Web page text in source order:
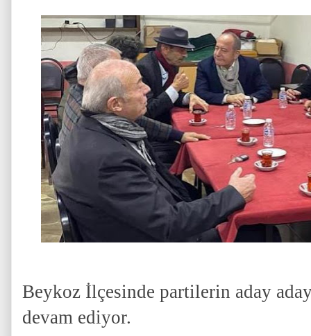
Beykoz İlçesinde partilerin aday
devam ediyor.